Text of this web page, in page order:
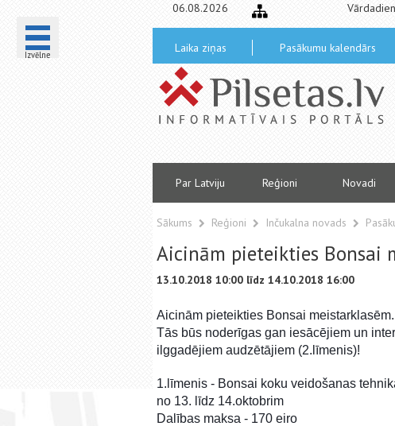
Izvēlne
06.08.2026
Laika ziņas Pasākumu kalendārs
Par Latviju Reģioni Novadi
Sākums Reģioni Inčukalna novads
Aicinām pieteikties Bonsai
13.10.2018 10:00 līdz 14.10.2018 16:00
Aicinām pieteikties Bonsai meistarklasēm.
Tās būs noderīgas gan iesācējiem un
ilggadējiem audzētājiem (2.līmenis)!
1.līmenis - Bonsai koku veidošanas
no 13. līdz 14.oktobrim
Dalības maksa - 170 eiro